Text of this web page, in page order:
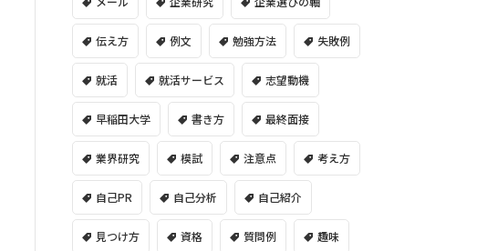
伝え方 例文 勉強方法 失敗例
就活 就活サービス 志望動機
早稲田大学 書き方 最終面接
業界研究 模試 注意点 考え方
自己PR 自己分析 自己紹介
見つけ方 資格 質問例 趣味